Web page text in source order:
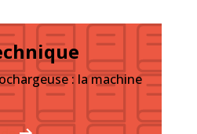
: la machine